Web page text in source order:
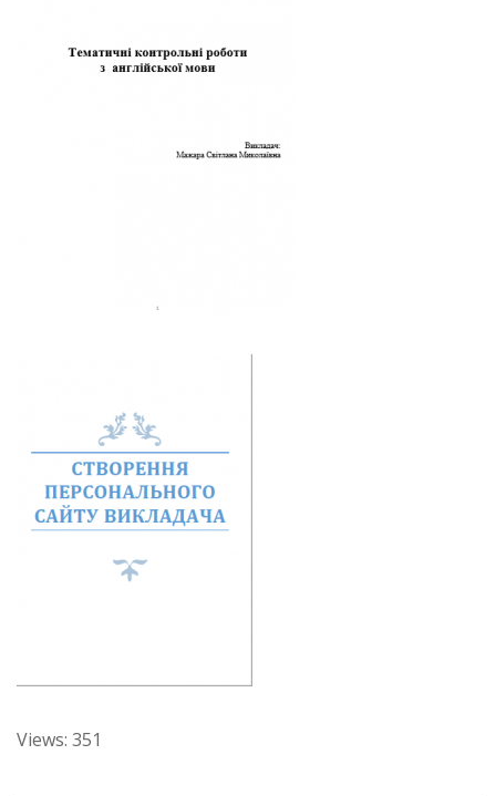
Views: 351